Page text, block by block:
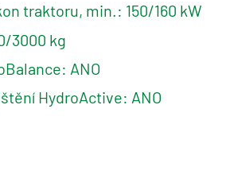
traktoru, min.: 150/160 kW
3000 kg
ANO
HydroActive: ANO